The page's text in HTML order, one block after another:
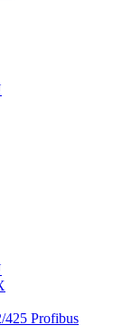
Profibus